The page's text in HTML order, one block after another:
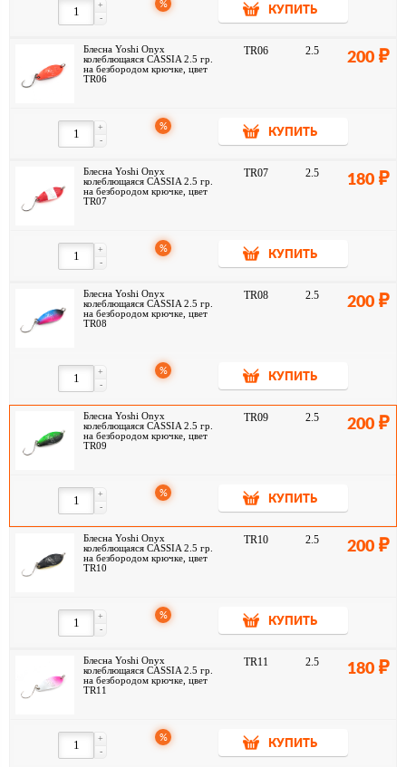
-
+ %
КУПИТЬ
Блесна Yoshi Onyx
колеблющаяся CASSIA 2.5 гр.
на безбородом крючке, цвет
TR06
TR06 2.5 200
-
+ %
КУПИТЬ
Блесна Yoshi Onyx
колеблющаяся CASSIA 2.5 гр.
на безбородом крючке, цвет
TR07
TR07 2.5 180
-
+ %
КУПИТЬ
Блесна Yoshi Onyx
колеблющаяся CASSIA 2.5 гр.
на безбородом крючке, цвет
TR08
TR08 2.5 200
-
+ %
КУПИТЬ
Блесна Yoshi Onyx
колеблющаяся CASSIA 2.5 гр.
на безбородом крючке, цвет
TR09
TR09 2.5 200
-
+ %
КУПИТЬ
Блесна Yoshi Onyx
колеблющаяся CASSIA 2.5 гр.
на безбородом крючке, цвет
TR10
TR10 2.5 200
-
+ %
КУПИТЬ
Блесна Yoshi Onyx
колеблющаяся CASSIA 2.5 гр.
на безбородом крючке, цвет
TR11
TR11 2.5 180
-
+ %
КУПИТЬ